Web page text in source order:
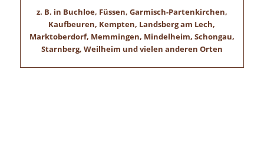
z. B. in Buchloe, Füssen, Garmisch-Partenkirchen,
Kaufbeuren, Kempten, Landsberg am Lech,
Marktoberdorf, Memmingen, Mindelheim, Schongau,
Starnberg, Weilheim und vielen anderen Orten